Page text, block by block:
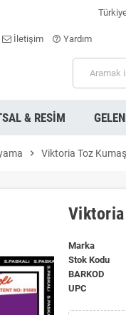
İletişim help_outline Yardım
& RESIM
chevron_right Viktoria Toz
Viktoria
Marka
Stok Kodu
BARKOD
UPC